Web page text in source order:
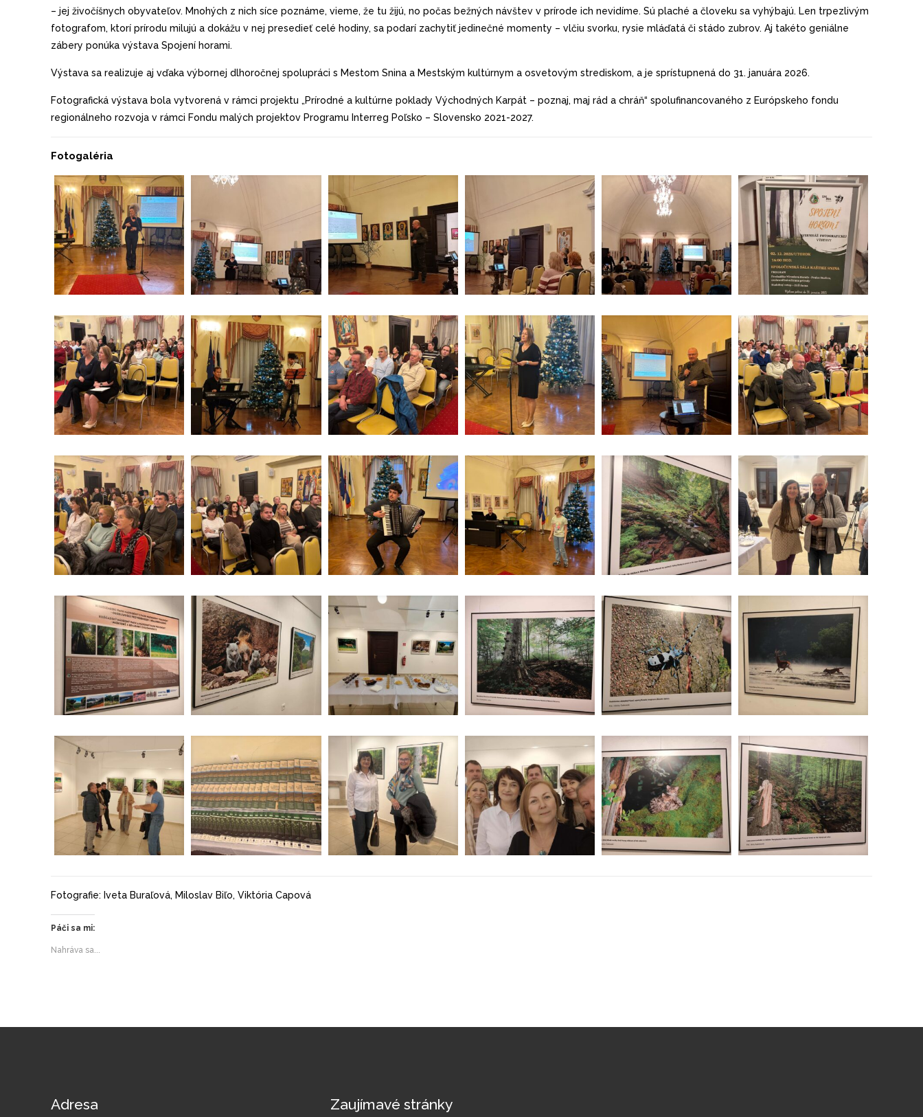
– jej živočíšnych obyvateľov. Mnohých z nich síce poznáme, vieme, že tu žijú, no počas bežných návštev v prírode ich nevidíme. Sú plaché a človeku sa vyhýbajú. Len trpezlivým
fotografom, ktorí prírodu milujú a dokážu v nej presedieť celé hodiny, sa podarí zachytiť jedinečné momenty – vlčiu svorku, rysie mláďatá či stádo zubrov. Aj takéto geniálne
zábery ponúka výstava Spojení horami.
Výstava sa realizuje aj vďaka výbornej dlhoročnej spolupráci s Mestom Snina a Mestským kultúrnym a osvetovým strediskom, a je sprístupnená do 31. januára 2026.
Fotografická výstava bola vytvorená v rámci projektu „Prírodné a kultúrne poklady Východných Karpát – poznaj, maj rád a chráň“ spolufinancovaného z Európskeho fondu
regionálneho rozvoja v rámci Fondu malých projektov Programu Interreg Poľsko – Slovensko 2021-2027.
Fotogaléria
Fotografie: Iveta Buraľová, Miloslav Biľo, Viktória Capová
Páči sa mi:
Nahráva sa...
Adresa Zaujímavé stránky